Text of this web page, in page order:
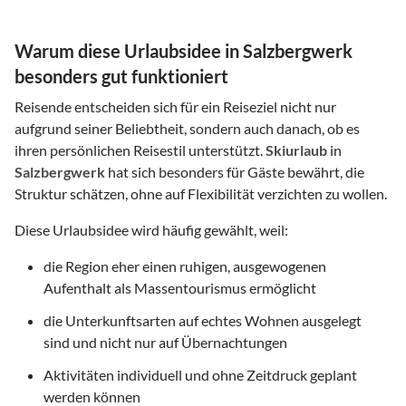
Warum diese Urlaubsidee in Salzbergwerk
besonders gut funktioniert
Reisende entscheiden sich für ein Reiseziel nicht nur
aufgrund seiner Beliebtheit, sondern auch danach, ob es
ihren persönlichen Reisestil unterstützt. Skiurlaub in
Salzbergwerk hat sich besonders für Gäste bewährt, die
Struktur schätzen, ohne auf Flexibilität verzichten zu wollen.
Diese Urlaubsidee wird häufig gewählt, weil:
die Region eher einen ruhigen, ausgewogenen
Aufenthalt als Massentourismus ermöglicht
die Unterkunftsarten auf echtes Wohnen ausgelegt
sind und nicht nur auf Übernachtungen
Aktivitäten individuell und ohne Zeitdruck geplant
werden können